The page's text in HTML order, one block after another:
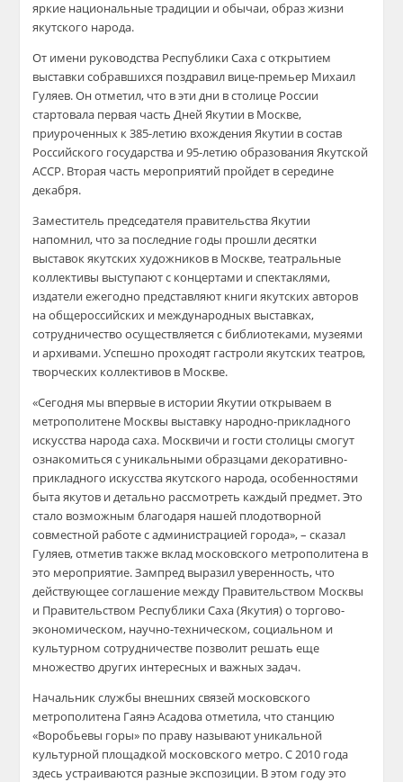
яркие национальные традиции и обычаи, образ жизни
якутского народа.
От имени руководства Республики Саха с открытием
выставки собравшихся поздравил вице-премьер Михаил
Гуляев. Он отметил, что в эти дни в столице России
стартовала первая часть Дней Якутии в Москве,
приуроченных к 385-летию вхождения Якутии в состав
Российского государства и 95-летию образования Якутской
АССР. Вторая часть мероприятий пройдет в середине
декабря.
Заместитель председателя правительства Якутии
напомнил, что за последние годы прошли десятки
выставок якутских художников в Москве, театральные
коллективы выступают с концертами и спектаклями,
издатели ежегодно представляют книги якутских авторов
на общероссийских и международных выставках,
сотрудничество осуществляется с библиотеками, музеями
и архивами. Успешно проходят гастроли якутских театров,
творческих коллективов в Москве.
«Сегодня мы впервые в истории Якутии открываем в
метрополитене Москвы выставку народно-прикладного
искусства народа саха. Москвичи и гости столицы смогут
ознакомиться с уникальными образцами декоративно-
прикладного искусства якутского народа, особенностями
быта якутов и детально рассмотреть каждый предмет. Это
стало возможным благодаря нашей плодотворной
совместной работе с администрацией города», – сказал
Гуляев, отметив также вклад московского метрополитена в
это мероприятие. Зампред выразил уверенность, что
действующее соглашение между Правительством Москвы
и Правительством Республики Саха (Якутия) о торгово-
экономическом, научно-техническом, социальном и
культурном сотрудничестве позволит решать еще
множество других интересных и важных задач.
Начальник службы внешних связей московского
метрополитена Гаянэ Асадова отметила, что станцию
«Воробьевы горы» по праву называют уникальной
культурной площадкой московского метро. С 2010 года
здесь устраиваются разные экспозиции. В этом году это